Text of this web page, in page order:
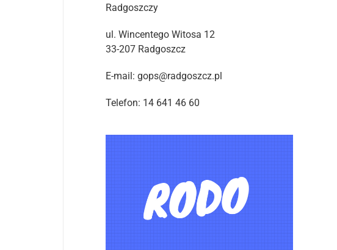
Radgoszczy
ul. Wincentego Witosa 12
33-207 Radgoszcz
E-mail: gops@radgoszcz.pl
Telefon: 14 641 46 60